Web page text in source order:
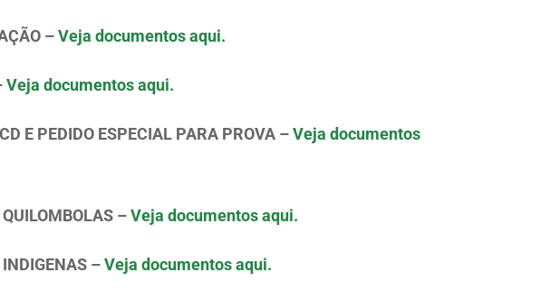
–Veja documentos aqui.
Veja documentos aqui.
E PEDIDO ESPECIAL PARA PROVA –Veja documentos
–Veja documentos aqui.
INDIGENAS –Veja documentos aqui.